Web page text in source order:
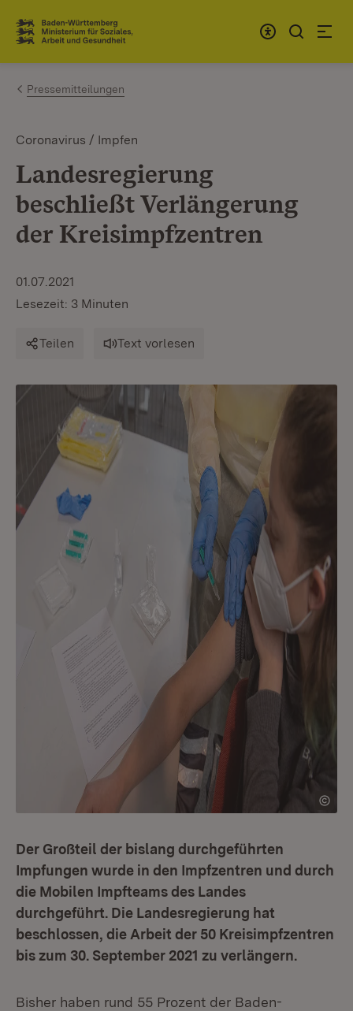
Zum Inhalt springen
Link zur Startseite
Pressemitteilungen
Coronavirus / Impfen
Landesregierung
beschließt Verlängerung
der Kreisimpfzentren
01.07.2021
Lesezeit: 3 Minuten
Teilen Text vorlesen
Der Großteil der bislang durchgeführten
Impfungen wurde in den Impfzentren und durch
die Mobilen Impfteams des Landes
durchgeführt. Die Landesregierung hat
beschlossen, die Arbeit der 50 Kreisimpfzentren
bis zum 30. September 2021 zu verlängern.
Bisher haben rund 55 Prozent der Baden-